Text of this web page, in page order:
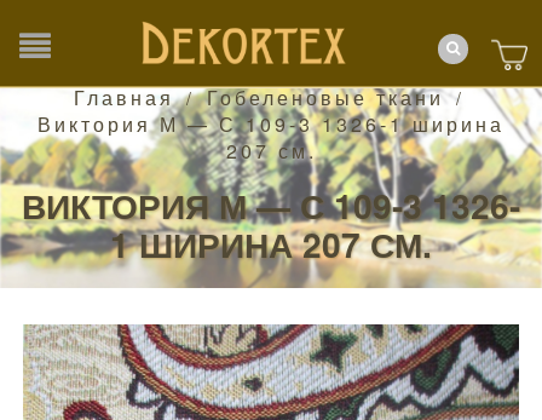
Главная / Гобеленовые ткани /
Виктория М — С 109-3 1326-1 ширина
207 см.
ВИКТОРИЯ М — С 109-3 1326-
1 ШИРИНА 207 СМ.